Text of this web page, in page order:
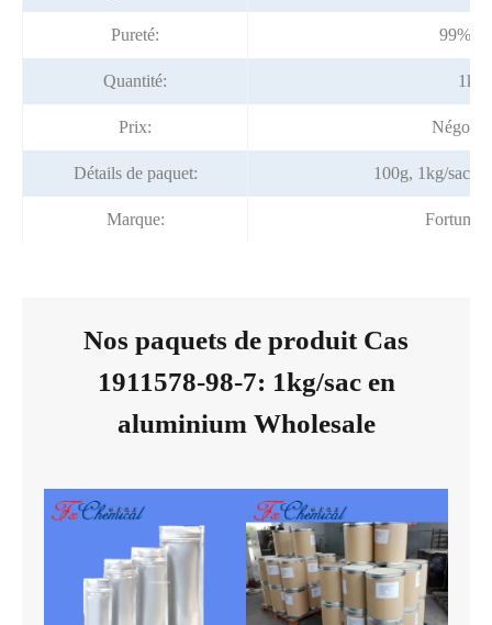
Pureté: 99%
Quantité: 1kg
Prix:
Détails de paquet: 100g, 1kg/sac
Marque:
Nos paquets de produit Cas
1911578-98-7: 1kg/sac en
aluminium Wholesale